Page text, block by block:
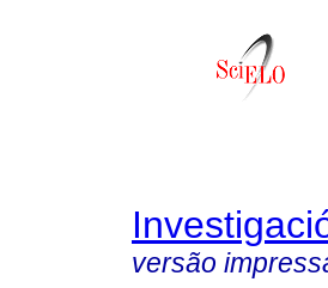
versão